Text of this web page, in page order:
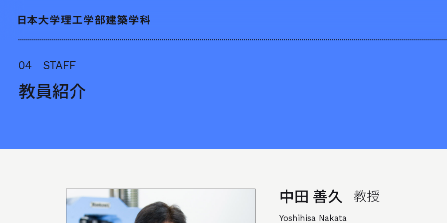
NEWS
ニュース
04 STAFF
教員紹介
中田 善久 教授
Yoshihisa Nakata